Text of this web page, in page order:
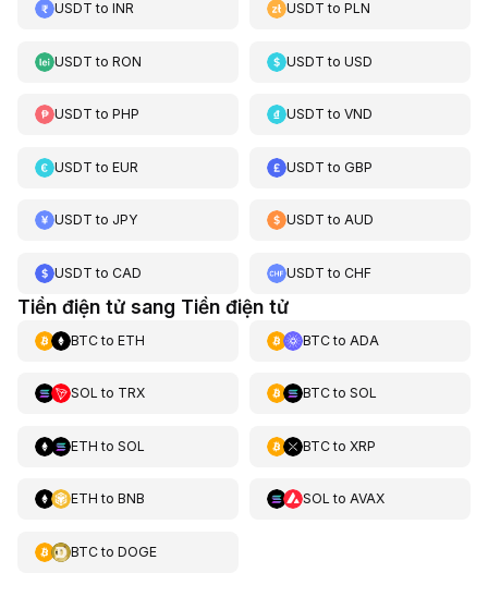
USDT to INR USDT toPLN
USDT to RON USDT toUSD
USDT to PHP USDT toVND
USDT to EUR USDT toGBP
USDT to JPY USDT toAUD
USDT to CAD USDT toCHF
Tiền điện tử sang Tiền điện tử
BTCto ETH BTCto ADA
SOL to TRX BTCto SOL
ETH to SOL BTCto XRP
ETH to BNB SOL to AVAX
BTCto DOGE